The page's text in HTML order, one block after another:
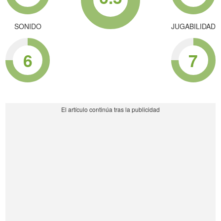
SONIDO
6
JUGABILIDAD
7